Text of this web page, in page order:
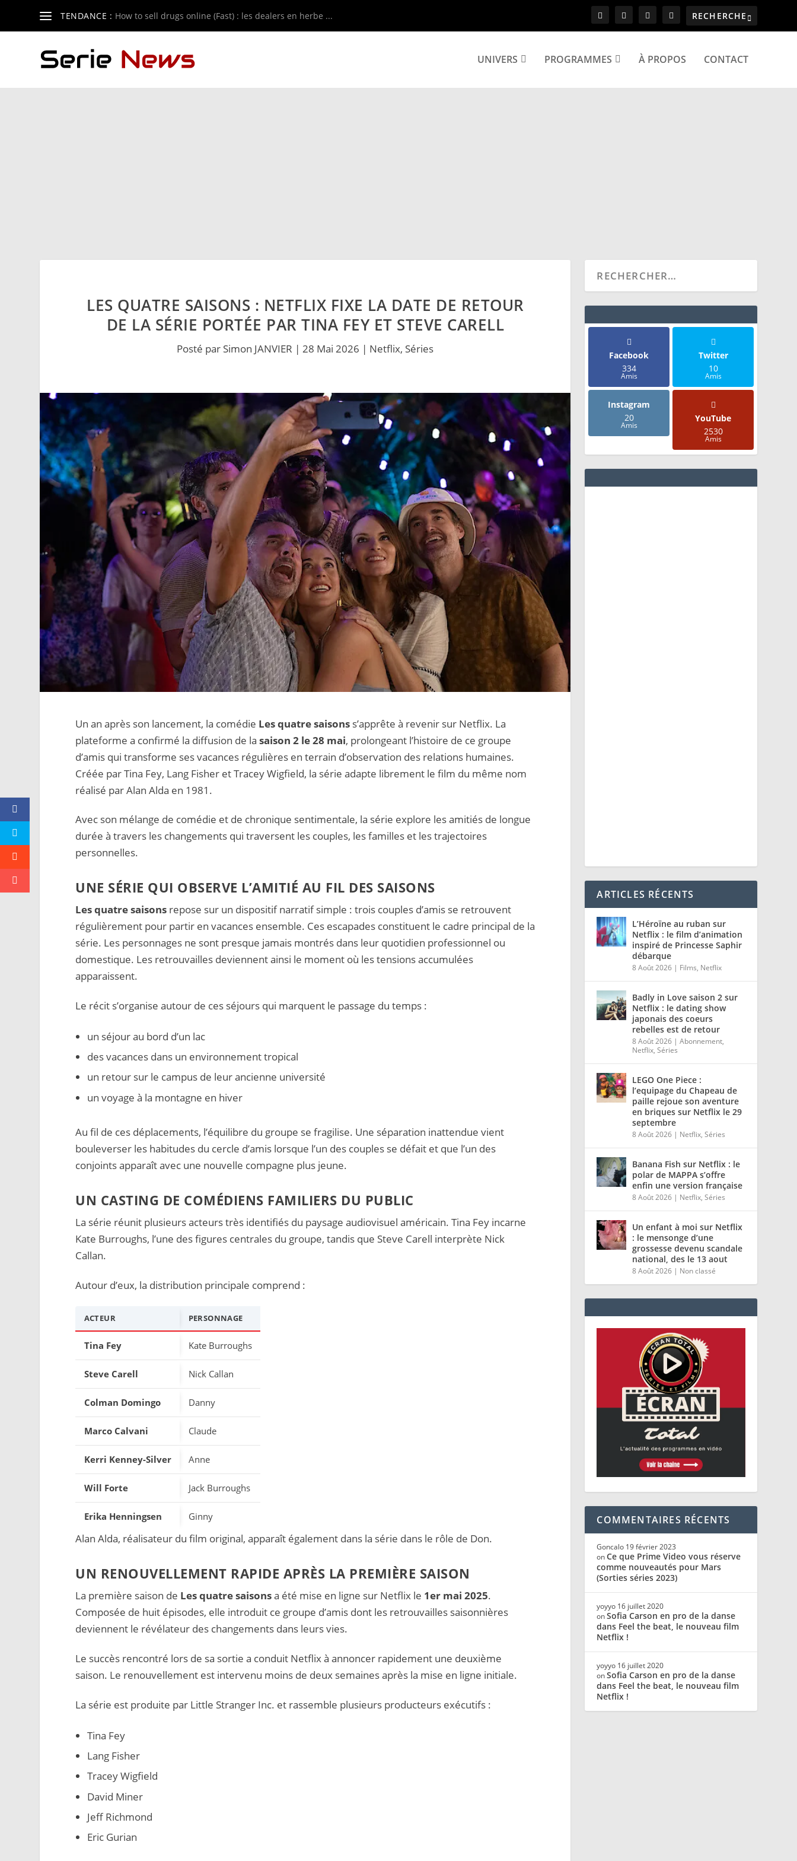
TENDANCE : How to sell drugs online (Fast) : les dealers en herbe ...
UNIVERS PROGRAMMES À PROPOS CONTACT
LES QUATRE SAISONS : NETFLIX FIXE LA DATE DE RETOUR
DE LA SÉRIE PORTÉE PAR TINA FEY ET STEVE CARELL
Posté par Simon JANVIER |28 Mai 2026 | Netflix, Séries
Un an après son lancement, la comédie Les quatre saisons s’apprête à revenir sur Netflix. La
plateforme a confirmé la diffusion de lasaison 2 le 28 mai, prolongeant l’histoire de ce groupe
d’amis qui transforme ses vacances régulières en terrain d’observation des relations humaines.
Créée par Tina Fey, Lang Fisher et Tracey Wigfield, la série adapte librement le film du même nom
réalisé par Alan Alda en 1981.
Avec son mélange de comédie et de chronique sentimentale, la série explore les amitiés de longue
durée à travers les changements qui traversent les couples, les familles et les trajectoires
personnelles.
UNE SÉRIE QUI OBSERVE L’AMITIÉ AU FIL DES SAISONS
Les quatre saisons repose sur un dispositif narratif simple : trois couples d’amis se retrouvent
régulièrement pour partir en vacances ensemble. Ces escapades constituent le cadre principal de la
série. Les personnages ne sont presque jamais montrés dans leur quotidien professionnel ou
domestique. Les retrouvailles deviennent ainsi le moment où les tensions accumulées
apparaissent.
Le récit s’organise autour de ces séjours qui marquent le passage du temps :
un séjour au bord d’un lac
des vacances dans un environnement tropical
un retour sur le campus de leur ancienne université
un voyage à la montagne en hiver
Au fil de ces déplacements, l’équilibre du groupe se fragilise. Une séparation inattendue vient
bouleverser les habitudes du cercle d’amis lorsque l’un des couples se défait et que l’un des
conjoints apparaît avec une nouvelle compagne plus jeune.
UN CASTING DE COMÉDIENS FAMILIERS DU PUBLIC
La série réunit plusieurs acteurs très identifiés du paysage audiovisuel américain. Tina Fey incarne
Kate Burroughs, l’une des figures centrales du groupe, tandis que Steve Carell interprète Nick
Callan.
Autour d’eux, la distribution principale comprend :
ACTEUR PERSONNAGE
Tina Fey Kate Burroughs
Steve Carell Nick Callan
Colman Domingo Danny
Marco Calvani Claude
Kerri Kenney-Silver Anne
Will Forte Jack Burroughs
Erika Henningsen Ginny
Alan Alda, réalisateur du film original, apparaît également dans la série dans le rôle de Don.
UN RENOUVELLEMENT RAPIDE APRÈS LA PREMIÈRE SAISON
La première saison de Les quatre saisonsa été mise en ligne sur Netflix le 1er mai 2025.
Composée de huit épisodes, elle introduit ce groupe d’amis dont les retrouvailles saisonnières
deviennent le révélateur des changements dans leurs vies.
Le succès rencontré lors de sa sortie a conduit Netflix à annoncer rapidement une deuxième
saison. Le renouvellement est intervenu moins de deux semaines après la mise en ligne initiale.
La série est produite par Little Stranger Inc. et rassemble plusieurs producteurs exécutifs :
Tina Fey
Lang Fisher
Tracey Wigfield
David Miner
Jeff Richmond
Eric Gurian
Facebook
334
Amis
Twitter
10
Amis
Instagram
20
Amis
YouTube
2530
Amis
ARTICLES RÉCENTS
L’Héroïne au ruban sur
Netflix : le film d’animation
inspiré de Princesse Saphir
débarque
8 Août 2026 | Films, Netflix
Badly in Love saison 2 sur
Netflix : le dating show
japonais des coeurs
rebelles est de retour
8 Août 2026 |Abonnement,
Netflix,Séries
LEGO One Piece :
l’equipage du Chapeau de
paille rejoue son aventure
en briques sur Netflix le 29
septembre
8 Août 2026 | Netflix,Séries
Banana Fish sur Netflix : le
polar de MAPPA s’offre
enfin une version française
8 Août 2026 | Netflix,Séries
Un enfant à moi sur Netflix
: le mensonge d’une
grossesse devenu scandale
national, des le 13 aout
8 Août 2026 | Non classé
COMMENTAIRES RÉCENTS
Goncalo 19 février 2023
onCe que Prime Video vous réserve
comme nouveautés pour Mars
(Sorties séries 2023)
yoyyo 16 juillet 2020
onSofia Carson en pro de la danse
dans Feel the beat, le nouveau film
Netflix !
yoyyo 16 juillet 2020
onSofia Carson en pro de la danse
dans Feel the beat, le nouveau film
Netflix !